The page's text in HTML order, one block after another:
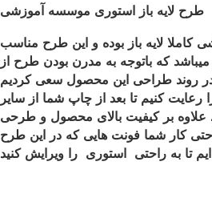
طرح لایه باز استوری موسسه آموزشی
لایه باز بوده و این طرح مناسب
میباشد که باتوجه به مدرن بودن طرح از
روند طراحی این محصول سعی کردیم
رعایت کنیم تا بعد از چاپ شما از سایر
علاوه بر کیفیت بالای محصول و طرحی
کار شما فونت هایی که در این طرح